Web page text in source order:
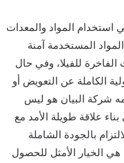
استخدام المواد والمعدات
المستخدمة آمنة
للفيلا، وفي حال
الكاملة عن التعويض أو
شركة البيان هو ليس
علاقة طويلة الأمد مع
بالجودة الشاملة
الخيار الأمثل للحصول